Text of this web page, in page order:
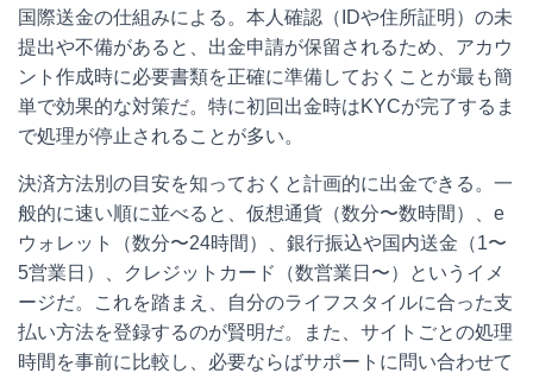
国際送金の仕組みによる。本人確認（IDや住所証明）の未
提出や不備があると、出金申請が保留されるため、アカウ
ント作成時に必要書類を正確に準備しておくことが最も簡
単で効果的な対策だ。特に初回出金時はKYCが完了するま
で処理が停止されることが多い。
決済方法別の目安を知っておくと計画的に出金できる。一
般的に速い順に並べると、仮想通貨（数分〜数時間）、e
ウォレット（数分〜24時間）、銀行振込や国内送金（1〜
5営業日）、クレジットカード（数営業日〜）というイメ
ージだ。これを踏まえ、自分のライフスタイルに合った支
払い方法を登録するのが賢明だ。また、サイトごとの処理
時間を事前に比較し、必要ならばサポートに問い合わせて